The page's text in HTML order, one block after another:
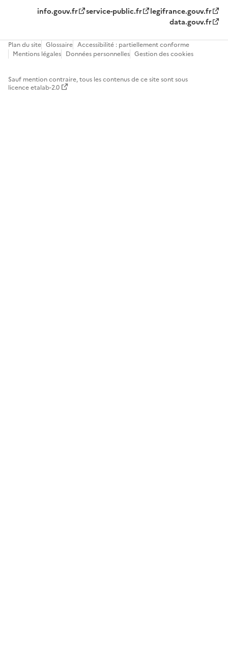
info.gouv.fr service-public.fr
legifrance.gouv.fr
data.gouv.fr
Plan du site Glossaire Accessibilité : partiellement conforme
Mentions légales Données personnelles Gestion des cookies
Sauf mention contraire, tous les contenus de ce site sont sous
licence etalab-2.0